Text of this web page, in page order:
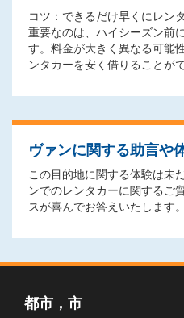
コツ：できるだけ早くにレン
重要なのは、ハイシーズン前
す。料金が大きく異なる可能
ンタカーを安く借りることが
ヴァンに関する助言や
この目的地に関する体験は未
ンでのレンタカーに関するご
スが喜んでお答えいたします。
都市，市